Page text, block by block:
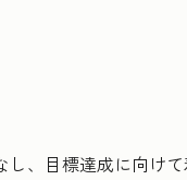
、目標達成に向け